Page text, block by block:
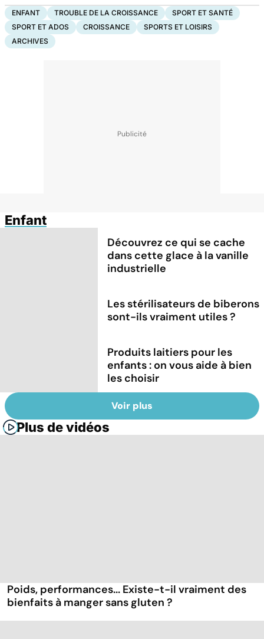
ENFANT TROUBLE DE LA CROISSANCE
SPORT ET SANTÉ
SPORT ET ADOS
CROISSANCE
SPORTS ET LOISIRS
ARCHIVES
Enfant
Découvrez ce qui se cache
dans cette glace à la vanille
industrielle
Les stérilisateurs de biberons
sont-ils vraiment utiles ?
Produits laitiers pour les
enfants : on vous aide à bien
les choisir
Voir plus
Plus de vidéos
Poids, performances... Existe-t-il vraiment des
bienfaits à manger sans gluten ?